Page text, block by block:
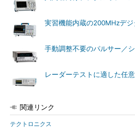
実習機能内蔵の200MHzデ
手動調整不要のパルサー／
レーダーテストに適した任
関連リンク
テクトロニクス